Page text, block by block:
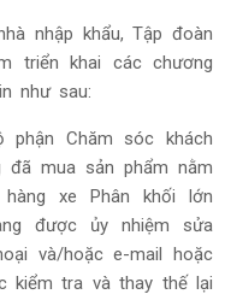
nhập khẩu, Tập đoàn
triển khai các chương
như sau:
phận Chăm sóc khách
đã mua sản phẩm nằm
xe Phân khối lớn
được ủy nhiệm sửa
và/hoặc e-mail hoặc
kiểm tra và thay thế lại